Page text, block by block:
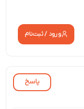
ورود / ثبت‌نام
پاسخ